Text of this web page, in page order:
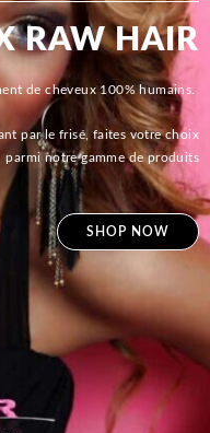
RAW HAIR
de cheveux 100% humains.
par le frisé, faites votre choix
parmi notre gamme de produits
SHOP NOW